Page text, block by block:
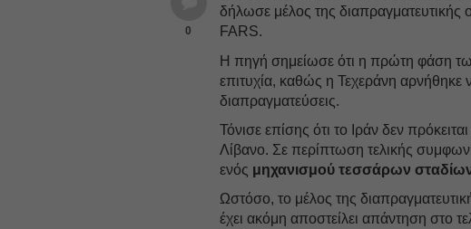
0
δήλωσε μέλος της διαπραγματευτικής
FARS.
Η πηγή σημείωσε ότι η πρώτη φάση
επιτυχία, καθώς η Τεχεράνη αρνήθηκε
διαπραγματεύσεις.
Τόνισε επίσης ότι το Ιράν δεν
Λίβανο. Σε περίπτωση τελικής
ενός μηχανισμού τεσσάρων
Ωστόσο, το μέλος της
έχει ακόμη αποστείλει απάντηση στο